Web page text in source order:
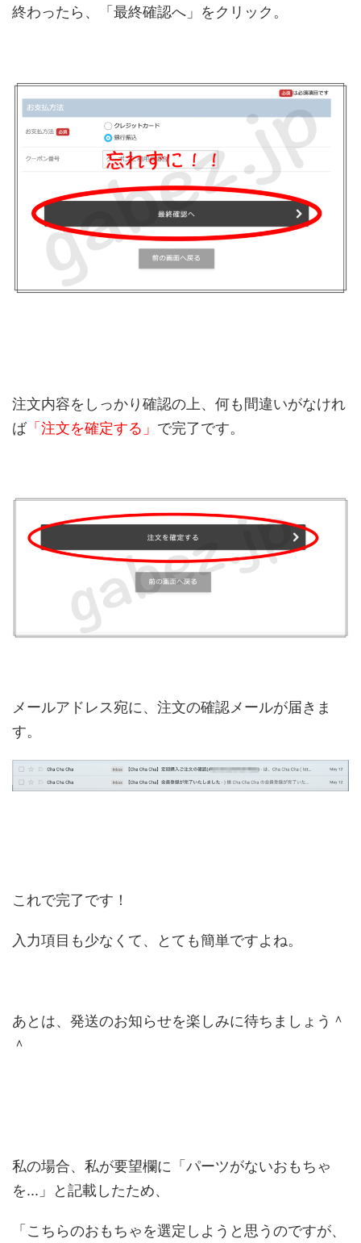
終わったら、「最終確認へ」をクリック。
注文内容をしっかり確認の上、何も間違いがなけれ
ば「注文を確定する」 で完了です。
メールアドレス宛に、注文の確認メールが届きま
す。
これで完了です！
入力項目も少なくて、とても簡単ですよね。
あとは、発送のお知らせを楽しみに待ちましょう＾
＾
私の場合、私が要望欄に「パーツがないおもちゃ
を...」と記載したため、
「こちらのおもちゃを選定しようと思うのですが、